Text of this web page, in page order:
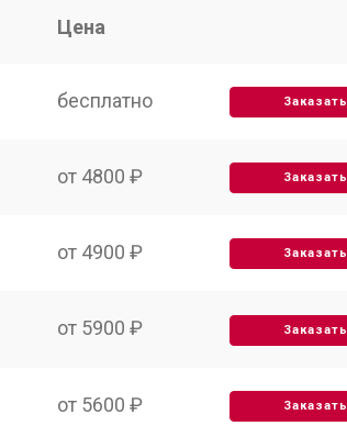
Цена
бесплатно Заказать
от 4800 ₽ Заказать
от 4900 ₽ Заказать
от 5900 ₽ Заказать
от 5600 ₽ Заказать